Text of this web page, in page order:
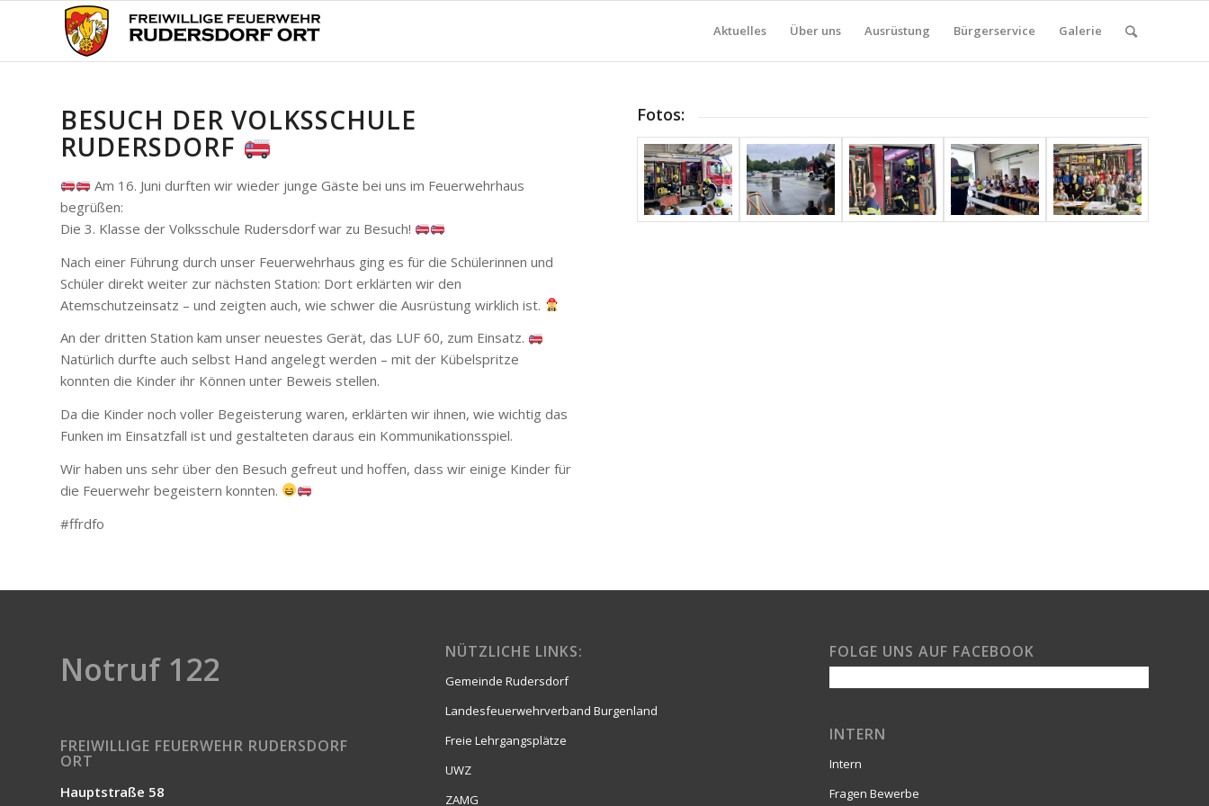
Aktuelles Über uns Ausrüstung Bürgerservice Galerie
BESUCH DER VOLKSSCHULE
RUDERSDORF
Am 16. Juni durften wir wieder junge Gäste bei uns im Feuerwehrhaus
begrüßen:
Die 3. Klasse der Volksschule Rudersdorf war zu Besuch!
Nach einer Führung durch unser Feuerwehrhaus ging es für die Schülerinnen und
Schüler direkt weiter zur nächsten Station: Dort erklärten wir den
Atemschutzeinsatz – und zeigten auch, wie schwer die Ausrüstung wirklich ist.
An der dritten Station kam unser neuestes Gerät, das LUF 60, zum Einsatz.
Natürlich durfte auch selbst Hand angelegt werden – mit der Kübelspritze
konnten die Kinder ihr Können unter Beweis stellen.
Da die Kinder noch voller Begeisterung waren, erklärten wir ihnen, wie wichtig das
Funken im Einsatzfall ist und gestalteten daraus ein Kommunikationsspiel.
Wir haben uns sehr über den Besuch gefreut und hoffen, dass wir einige Kinder für
die Feuerwehr begeistern konnten.
#ffrdfo
Fotos:
Notruf 122
FREIWILLIGE FEUERWEHR RUDERSDORF
ORT
Hauptstraße 58
NÜTZLICHE LINKS:
Gemeinde Rudersdorf
Landesfeuerwehrverband Burgenland
Freie Lehrgangsplätze
UWZ
ZAMG
FOLGE UNS AUF FACEBOOK
INTERN
Intern
Fragen Bewerbe